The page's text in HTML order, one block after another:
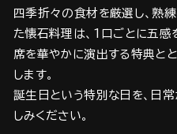
四季折々の食材を厳選し、熟
た懐石料理は、1口ごとに五感
席を華やかに演出する特典と
します。
誕生日という特別な日を、日
しみください。